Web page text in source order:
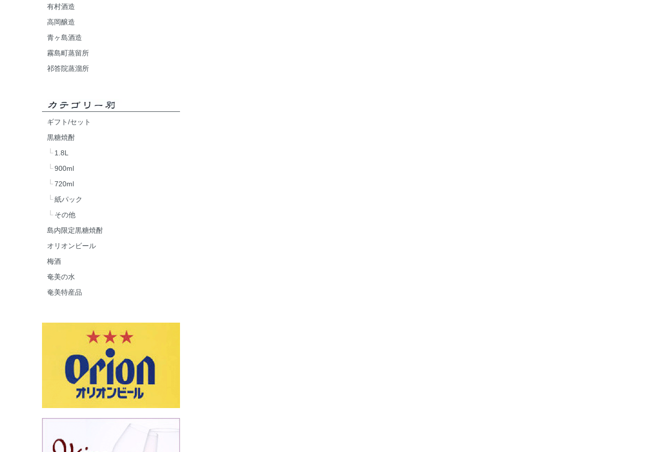
有村酒造
高岡醸造
青ヶ島酒造
霧島町蒸留所
祁答院蒸溜所
ギフト/セット
黒糖焼酎
1.8L
900ml
720ml
紙パック
その他
島内限定黒糖焼酎
オリオンビール
梅酒
奄美の水
奄美特産品